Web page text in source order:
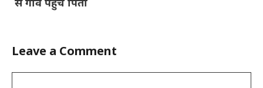
से गांव पहुंचे पिता
Leave a Comment